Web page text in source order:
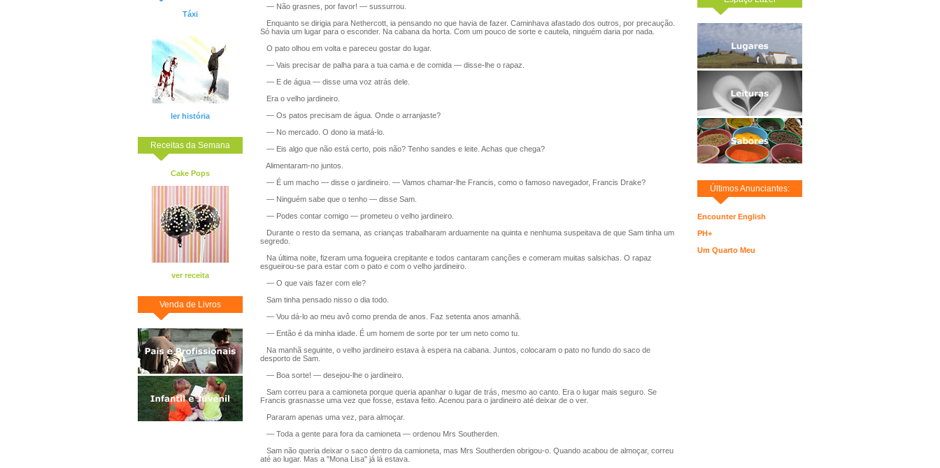
Táxi
ler história
Receitas da Semana
Cake Pops
ver receita
Venda de Livros
Últimos Anunciantes:
Encounter English
PH+
Um Quarto Meu
— Não grasnes, por favor! — sussurrou.
Enquanto se dirigia para Nethercott, ia pensando no que havia de fazer. Caminhava afastado dos outros, por precaução.
Só havia um lugar para o esconder. Na cabana da horta. Com um pouco de sorte e cautela, ninguém daria por nada.
O pato olhou em volta e pareceu gostar do lugar.
— Vais precisar de palha para a tua cama e de comida — disse-lhe o rapaz.
— E de água — disse uma voz atrás dele.
Era o velho jardineiro.
— Os patos precisam de água. Onde o arranjaste?
— No mercado. O dono ia matá-lo.
— Eis algo que não está certo, pois não? Tenho sandes e leite. Achas que chega?
Alimentaram-no juntos.
— É um macho — disse o jardineiro. — Vamos chamar-lhe Francis, como o famoso navegador, Francis Drake?
— Ninguém sabe que o tenho — disse Sam.
— Podes contar comigo — prometeu o velho jardineiro.
Durante o resto da semana, as crianças trabalharam arduamente na quinta e nenhuma suspeitava de que Sam tinha um
segredo.
Na última noite, fizeram uma fogueira crepitante e todos cantaram canções e comeram muitas salsichas. O rapaz
esgueirou-se para estar com o pato e com o velho jardineiro.
— O que vais fazer com ele?
Sam tinha pensado nisso o dia todo.
— Vou dá-lo ao meu avô como prenda de anos. Faz setenta anos amanhã.
— Então é da minha idade. É um homem de sorte por ter um neto como tu.
Na manhã seguinte, o velho jardineiro estava à espera na cabana. Juntos, colocaram o pato no fundo do saco de
desporto de Sam.
— Boa sorte! — desejou-lhe o jardineiro.
Sam correu para a camioneta porque queria apanhar o lugar de trás, mesmo ao canto. Era o lugar mais seguro. Se
Francis grasnasse uma vez que fosse, estava feito. Acenou para o jardineiro até deixar de o ver.
Pararam apenas uma vez, para almoçar.
— Toda a gente para fora da camioneta — ordenou Mrs Southerden.
Sam não queria deixar o saco dentro da camioneta, mas Mrs Southerden obrigou-o. Quando acabou de almoçar, correu
até ao lugar. Mas a "Mona Lisa" já lá estava.